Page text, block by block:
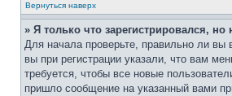
Вернуться наверх
» Я только что зарегистрировался, но
Для начала проверьте, правильно ли
вы при регистрации указали, что вам
требуется, чтобы все новые
пришло сообщение на указанный вами